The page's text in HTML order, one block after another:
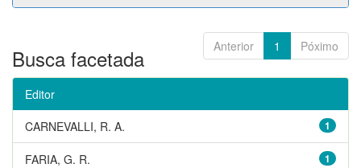
Anterior 1 Póximo
Busca facetada
Editor
1
CARNEVALLI, R. A.
1
FARIA, G. R.